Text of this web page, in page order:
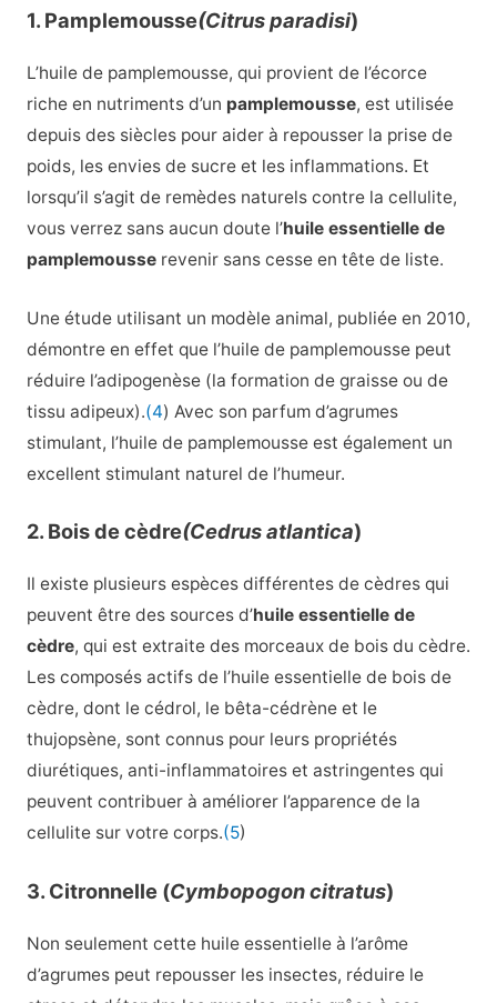
1. Pamplemousse(Citrus paradisi)
L’huile de pamplemousse, qui provient de l’écorce
riche en nutriments d’un pamplemousse, est utilisée
depuis des siècles pour aider à repousser la prise de
poids, les envies de sucre et les inflammations. Et
lorsqu’il s’agit de remèdes naturels contre la cellulite,
vous verrez sans aucun doute l’huile essentielle de
pamplemousserevenir sans cesse en tête de liste.
Une étude utilisant un modèle animal, publiée en 2010,
démontre en effet que l’huile de pamplemousse peut
réduire l’adipogenèse (la formation de graisse ou de
tissu adipeux).(4) Avec son parfum d’agrumes
stimulant, l’huile de pamplemousse est également un
excellent stimulant naturel de l’humeur.
2. Bois de cèdre(Cedrus atlantica)
Il existe plusieurs espèces différentes de cèdres qui
peuvent être des sources d’huile essentielle de
cèdre, qui est extraite des morceaux de bois du cèdre.
Les composés actifs de l’huile essentielle de bois de
cèdre, dont le cédrol, le bêta-cédrène et le
thujopsène, sont connus pour leurs propriétés
diurétiques, anti-inflammatoires et astringentes qui
peuvent contribuer à améliorer l’apparence de la
cellulite sur votre corps.(5)
3. Citronnelle (Cymbopogon citratus)
Non seulement cette huile essentielle à l’arôme
d’agrumes peut repousser les insectes, réduire le